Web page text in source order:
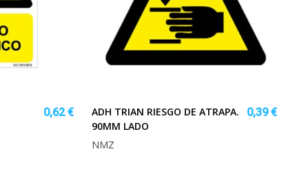
0,62 €
ADH TRIAN RIESGO DE ATRAPA.
90MM LADO
0,39 €
NMZ